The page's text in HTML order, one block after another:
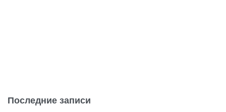
Последние записи